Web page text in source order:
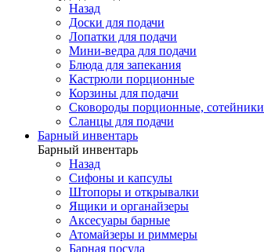
Назад
Доски для подачи
Лопатки для подачи
Мини-ведра для подачи
Блюда для запекания
Кастрюли порционные
Корзины для подачи
Сковороды порционные, сотейники
Сланцы для подачи
Барный инвентарь
Барный инвентарь
Назад
Сифоны и капсулы
Штопоры и открывалки
Ящики и органайзеры
Аксесуары барные
Атомайзеры и риммеры
Барная посуда